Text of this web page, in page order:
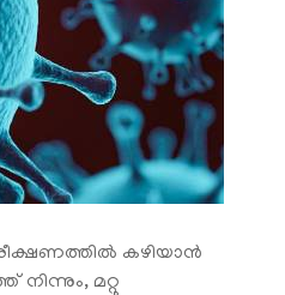
കഴിയാന്‍
നിന്നും, മറ്റു